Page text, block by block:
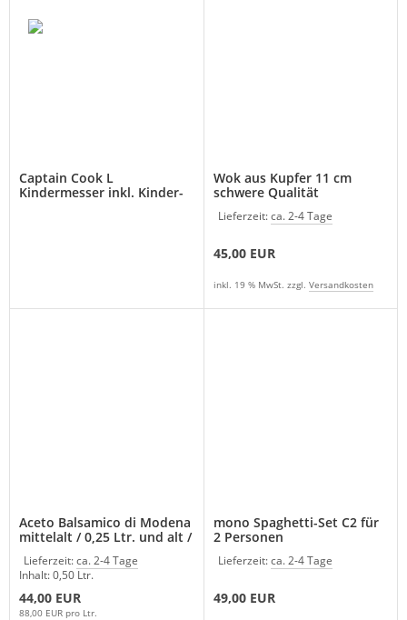
Captain Cook L
Kindermesser inkl. Kinder-
Wok aus Kupfer 11 cm
schwere Qualität
Lieferzeit:ca. 2-4 Tage
45,00 EUR
inkl. 19 % MwSt. zzgl. Versandkosten
Aceto Balsamico di Modena
mittelalt / 0,25 Ltr. und alt /
Italien
Lieferzeit:ca. 2-4 Tage
Inhalt: 0,50 Ltr.
44,00 EUR
88,00 EUR pro Ltr.
mono Spaghetti-Set C2 für
2 Personen
Lieferzeit:ca. 2-4 Tage
49,00 EUR